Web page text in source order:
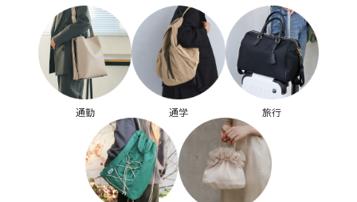
通勤 通学 旅行